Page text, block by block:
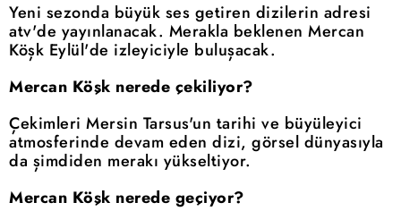
Yeni sezonda büyük ses getiren dizilerin adresi
atv'de yayınlanacak. Merakla beklenen Mercan
Köşk Eylül'de izleyiciyle buluşacak.
Mercan Köşk nerede çekiliyor?
Çekimleri Mersin Tarsus'un tarihi ve büyüleyici
atmosferinde devam eden dizi, görsel dünyasıyla
da şimdiden merakı yükseltiyor.
Mercan Köşk nerede geçiyor?